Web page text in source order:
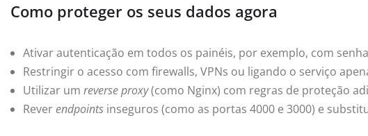
Como proteger os seus dados agora
Ativar autenticação em todos os painéis, por exemplo, com senha
Restringir o acesso com firewalls, VPNs ou ligando o serviço
Utilizar um reverse proxy(como Nginx) com regras de proteção
Reverendpoints inseguros (como as portas 4000 e 3000) e